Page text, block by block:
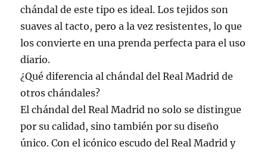
chándal de este tipo es ideal. Los tejidos son
suaves al tacto, pero a la vez resistentes, lo que
los convierte en una prenda perfecta para el uso
diario.
¿Qué diferencia al chándal del Real Madrid de
otros chándales?
El chándal del Real Madrid no solo se distingue
por su calidad, sino también por su diseño
único. Con el icónico escudo del Real Madrid y